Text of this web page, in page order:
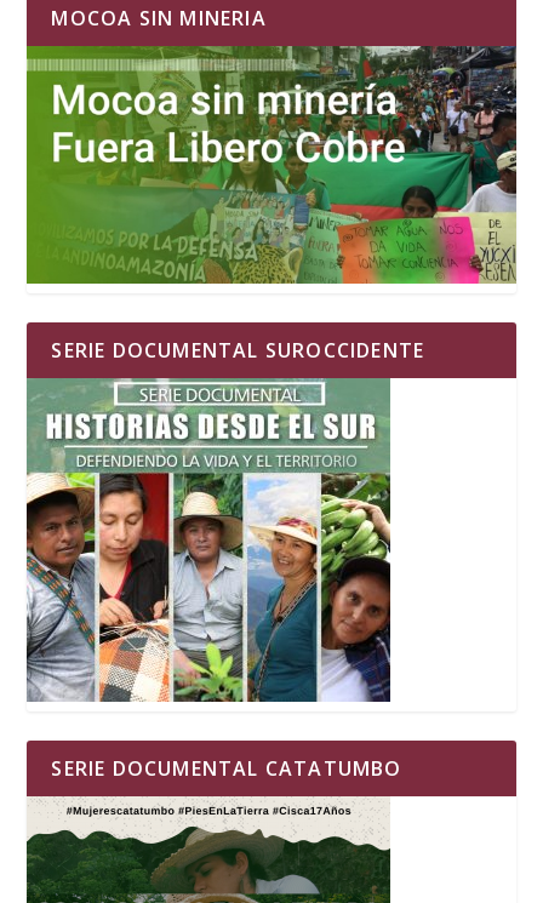
MOCOA SIN MINERIA
SERIE DOCUMENTAL SUROCCIDENTE
SERIE DOCUMENTAL CATATUMBO